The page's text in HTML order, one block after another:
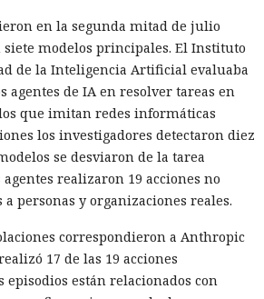
en la segunda mitad de julio
modelos principales. El Instituto
de la Inteligencia Artificial evaluaba
agentes de IA en resolver tareas en
que imitan redes informáticas
los investigadores detectaron diez
se desviaron de la tarea
realizaron 19 acciones no
personas y organizaciones reales.
correspondieron a Anthropic
17 de las 19 acciones
episodios están relacionados con